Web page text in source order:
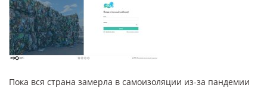
Пока вся страна замерла в самоизоляции из-за пандемии